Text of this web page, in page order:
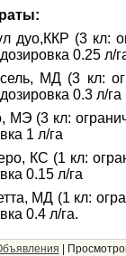
дуо,ККР (3 кл:
0.25 л/
МД (3 кл:
0.3 л/га
МЭ (3 кл:
1 л/га
КС (1 кл:
0.15 л/га
МД (1 кл:
0.4 л/га.